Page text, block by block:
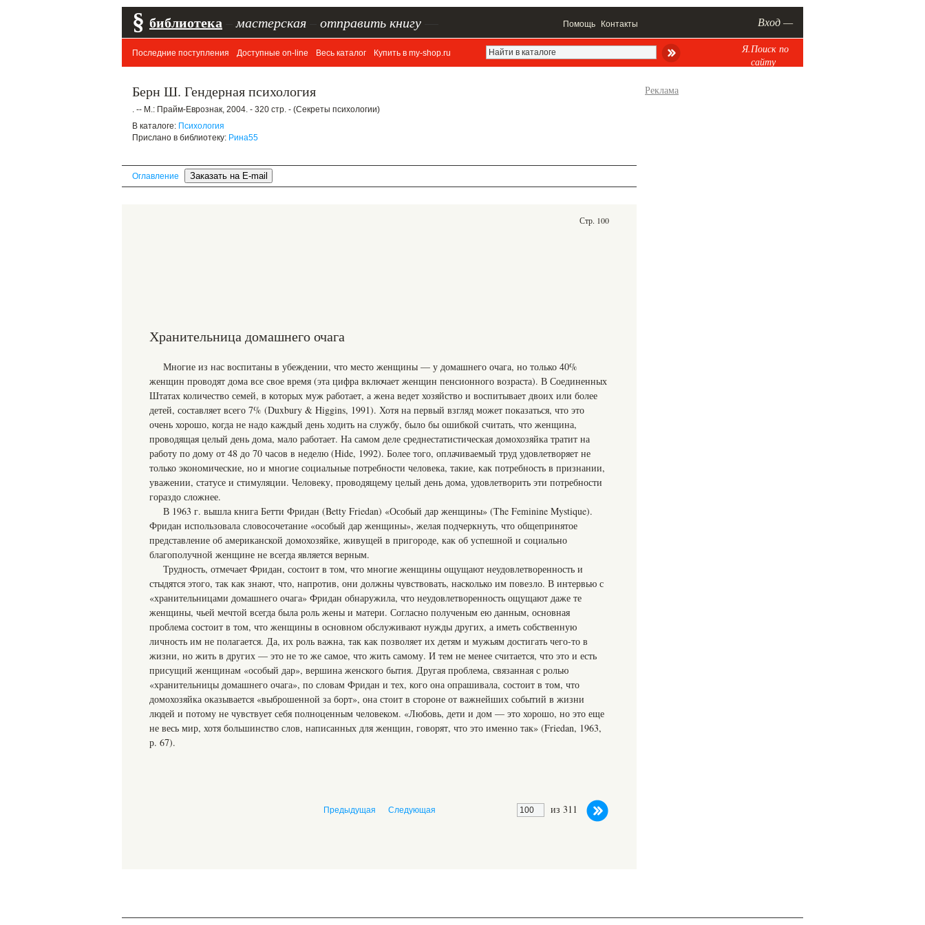
§ библиотека мастерская отправить книгу Помощь Контакты Вход —
Последние поступления Доступные on-line Весь каталог Купить в my-shop.ru
Я.Поиск по
сайту
Берн Ш. Гендерная психология
. -- М.: Прайм-Еврознак, 2004. - 320 стр. - (Секреты психологии)
В каталоге: Психология
Прислано в библиотеку: Рина55
Оглавление
Стр. 100
Хранительница домашнего очага
Многие из нас воспитаны в убеждении, что место женщины — у домашнего очага, но только 40%
женщин проводят дома все свое время (эта цифра включает женщин пенсионного возраста). В Соединенных
Штатах количество семей, в которых муж работает, а жена ведет хозяйство и воспитывает двоих или более
детей, составляет всего 7% (Duxbury & Higgins, 1991). Хотя на первый взгляд может показаться, что это
очень хорошо, когда не надо каждый день ходить на службу, было бы ошибкой считать, что женщина,
проводящая целый день дома, мало работает. На самом деле среднестатистическая домохозяйка тратит на
работу по дому от 48 до 70 часов в неделю (Hide, 1992). Более того, оплачиваемый труд удовлетворяет не
только экономические, но и многие социальные потребности человека, такие, как потребность в признании,
уважении, статусе и стимуляции. Человеку, проводящему целый день дома, удовлетворить эти потребности
гораздо сложнее.
В 1963 г. вышла книга Бетти Фридан (Betty Friedan) «Особый дар женщины» (The Feminine Mystique).
Фридан использовала словосочетание «особый дар женщины», желая подчеркнуть, что общепринятое
представление об американской домохозяйке, живущей в пригороде, как об успешной и социально
благополучной женщине не всегда является верным.
Трудность, отмечает Фридан, состоит в том, что многие женщины ощущают неудовлетворенность и
стыдятся этого, так как знают, что, напротив, они должны чувствовать, насколько им повезло. В интервью с
«хранительницами домашнего очага» Фридан обнаружила, что неудовлетворенность ощущают даже те
женщины, чьей мечтой всегда была роль жены и матери. Согласно полученым ею данным, основная
проблема состоит в том, что женщины в основном обслуживают нужды других, а иметь собственную
личность им не полагается. Да, их роль важна, так как позволяет их детям и мужьям достигать чего-то в
жизни, но жить в других — это не то же самое, что жить самому. И тем не менее считается, что это и есть
присущий женщинам «особый дар», вершина женского бытия. Другая проблема, связанная с ролью
«хранительницы домашнего очага», по словам Фридан и тех, кого она опрашивала, состоит в том, что
домохозяйка оказывается «выброшенной за борт», она стоит в стороне от важнейших событий в жизни
людей и потому не чувствует себя полноценным человеком. «Любовь, дети и дом — это хорошо, но это еще
не весь мир, хотя большинство слов, написанных для женщин, говорят, что это именно так» (Friedan, 1963,
р. 67).
из 311
Предыдущая Следующая
Реклама